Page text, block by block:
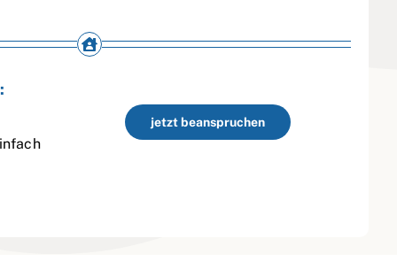
jetzt beanspruchen